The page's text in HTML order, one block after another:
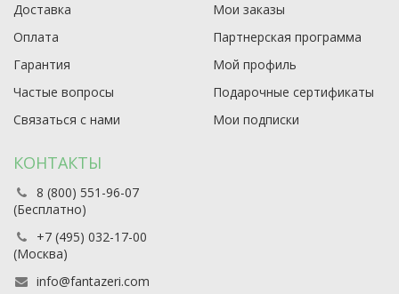
Доставка
Оплата
Гарантия
Частые вопросы
Связаться с нами
Мои заказы
Партнерская программа
Мой профиль
Подарочные сертификаты
Мои подписки
КОНТАКТЫ
8 (800) 551-96-07
(Бесплатно)
+7 (495) 032-17-00
(Москва)
info@fantazeri.com